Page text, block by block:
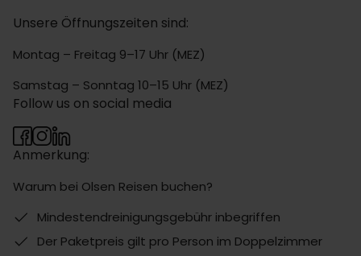
Unsere Öffnungszeiten sind:
Montag – Freitag 9–17 Uhr (MEZ)
Samstag – Sonntag 10–15 Uhr (MEZ)
Anmerkung:
Warum bei Olsen Reisen buchen?
Mindestendreinigungsgebühr inbegriffen
Der Paketpreis gilt pro Person im Doppelzimmer
Follow us on social media